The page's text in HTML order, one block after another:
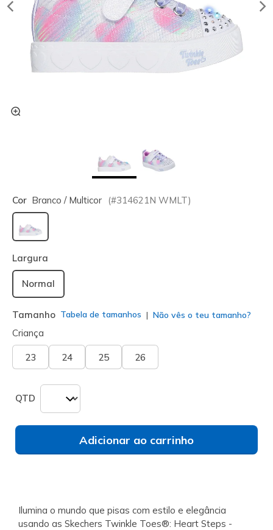
Cor Branco / Multicor (#314621N WMLT)
selecionado
Largura
Normal
Tamanho Tabela de tamanhos Não vês o teu tamanho?
Criança
23 24 25 26
QTD
Adicionar ao carrinho
Ilumina o mundo que pisas com estilo e elegância
usando as Skechers Twinkle Toes®: Heart Steps -